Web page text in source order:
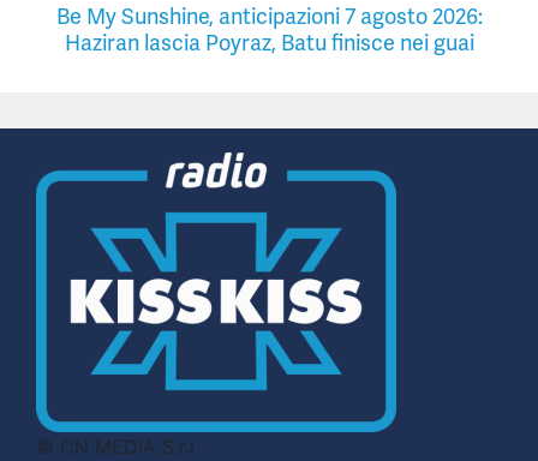
Be My Sunshine, anticipazioni 7 agosto 2026:
Haziran lascia Poyraz, Batu finisce nei guai
© CN MEDIA S.r.l.